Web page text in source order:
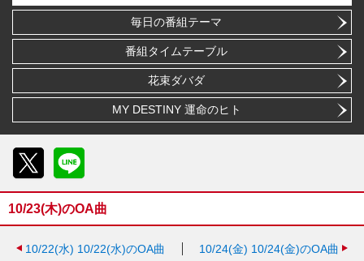
毎日の番組テーマ
番組タイムテーブル
花束ダバダ
MY DESTINY 運命のヒト
10/23(木)のOA曲
10/22(水) 10/22(水)のOA曲 10/24(金) 10/24(金)のOA曲